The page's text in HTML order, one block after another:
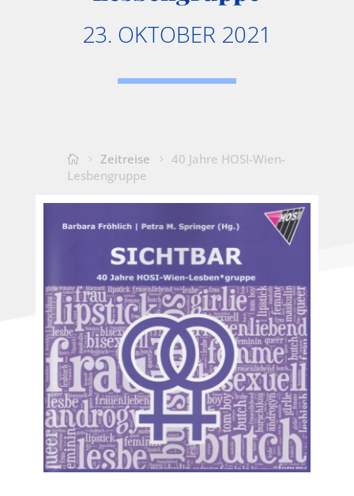
23. OKTOBER 2021
Zeitreise
40 Jahre HOSI-Wien-
Lesbengruppe